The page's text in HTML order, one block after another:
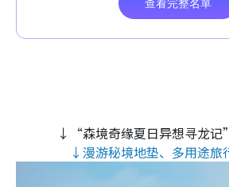
↓“森境奇缘夏日异想寻龙
↓漫游秘境地垫、多用途旅